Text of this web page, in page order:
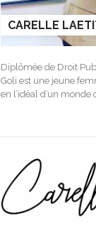
CARELLE
Diplômée de Droit
Goli est une jeune
en l’idéal d’un